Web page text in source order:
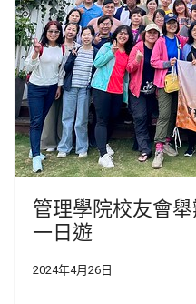
管理學院校友會
一日遊
2024年4月26日